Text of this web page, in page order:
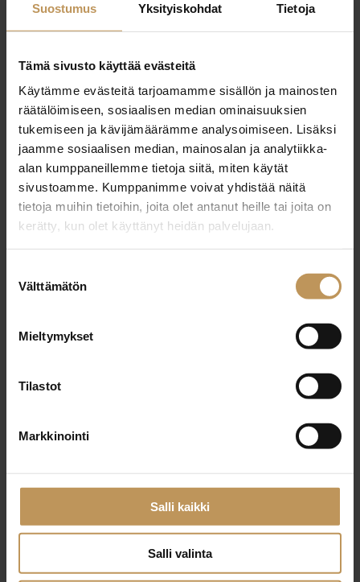
Suostumus Yksityiskohdat Tietoja
Tämä sivusto käyttää evästeitä
Käytämme evästeitä tarjoamamme sisällön ja mainosten
räätälöimiseen, sosiaalisen median ominaisuuksien
tukemiseen ja kävijämäärämme analysoimiseen. Lisäksi
jaamme sosiaalisen median, mainosalan ja analytiikka-
alan kumppaneillemme tietoja siitä, miten käytät
sivustoamme. Kumppanimme voivat yhdistää näitä
tietoja muihin tietoihin, joita olet antanut heille tai joita on
kerätty, kun olet käyttänyt heidän palvelujaan.
valinta
Välttämätön
Mieltymykset
Tilastot
Markkinointi
Salli kaikki
Salli valinta
Lue artikkeli